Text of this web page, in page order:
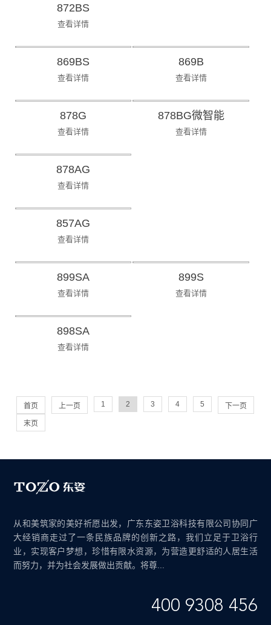
872BS
查看详情
869BS
查看详情
869B
查看详情
878G
查看详情
878BG微智能
查看详情
878AG
查看详情
857AG
查看详情
899SA
查看详情
899S
查看详情
898SA
查看详情
首页 上一页 1 2 3 4 5 下一页
末页
从和美筑家的美好祈愿出发，广东东姿卫浴科技有限公司协同广
大经销商走过了一条民族品牌的创新之路，我们立足于卫浴行
业，实现客户梦想，珍惜有限水资源，为营造更舒适的人居生活
而努力，并为社会发展做出贡献。将尊...
400 9308 456